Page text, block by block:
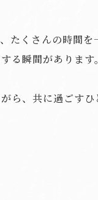
たくさんの時間を
る瞬間があります。
ら、共に過ごす